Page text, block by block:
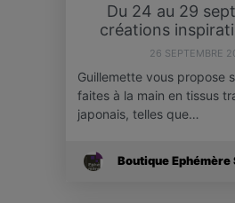
Du 24 au 29
créations
26 SEPTEMBRE
Guillemette vous propose
faites à la main en tissus
japonais, telles que…
Boutique Ephémère